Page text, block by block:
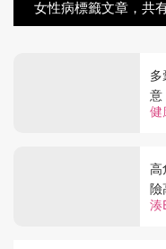
女性病標籤文章，共
健
多
意
湊
高
險